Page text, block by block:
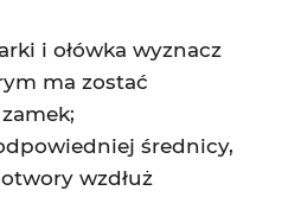
i ołówka wyznacz
ma zostać
średnicy,
wzdłuż